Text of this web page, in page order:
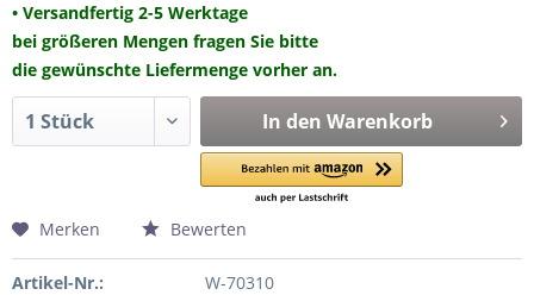
• Versandfertig 2-5 Werktage
bei größeren Mengen fragen Sie bitte
die gewünschte Liefermenge vorher an.
In den Warenkorb
Merken Bewerten
Artikel-Nr.: W-70310